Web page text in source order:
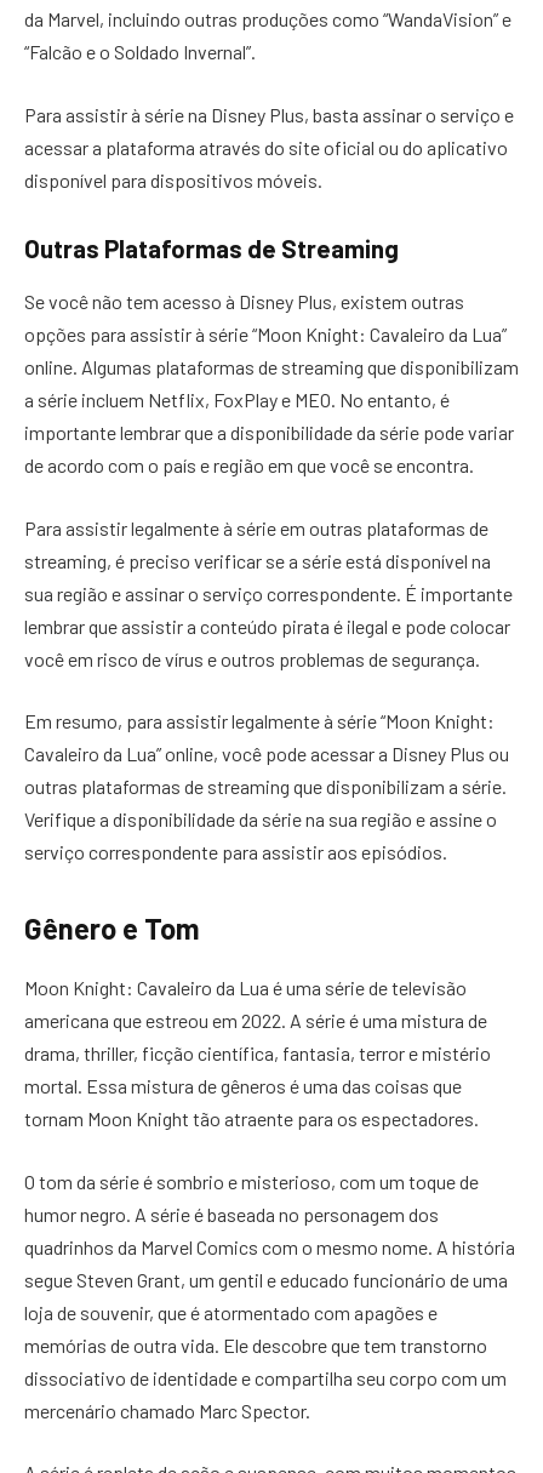
da Marvel, incluindo outras produções como “WandaVision” e
“Falcão e o Soldado Invernal”.
Para assistir à série na Disney Plus, basta assinar o serviço e
acessar a plataforma através do site oficial ou do aplicativo
disponível para dispositivos móveis.
Outras Plataformas de Streaming
Se você não tem acesso à Disney Plus, existem outras
opções para assistir à série “Moon Knight: Cavaleiro da Lua”
online. Algumas plataformas de streaming que disponibilizam
a série incluem Netflix, FoxPlay e MEO. No entanto, é
importante lembrar que a disponibilidade da série pode variar
de acordo com o país e região em que você se encontra.
Para assistir legalmente à série em outras plataformas de
streaming, é preciso verificar se a série está disponível na
sua região e assinar o serviço correspondente. É importante
lembrar que assistir a conteúdo pirata é ilegal e pode colocar
você em risco de vírus e outros problemas de segurança.
Em resumo, para assistir legalmente à série “Moon Knight:
Cavaleiro da Lua” online, você pode acessar a Disney Plus ou
outras plataformas de streaming que disponibilizam a série.
Verifique a disponibilidade da série na sua região e assine o
serviço correspondente para assistir aos episódios.
Gênero e Tom
Moon Knight: Cavaleiro da Lua é uma série de televisão
americana que estreou em 2022. A série é uma mistura de
drama, thriller, ficção científica, fantasia, terror e mistério
mortal. Essa mistura de gêneros é uma das coisas que
tornam Moon Knight tão atraente para os espectadores.
O tom da série é sombrio e misterioso, com um toque de
humor negro. A série é baseada no personagem dos
quadrinhos da Marvel Comics com o mesmo nome. A história
segue Steven Grant, um gentil e educado funcionário de uma
loja de souvenir, que é atormentado com apagões e
memórias de outra vida. Ele descobre que tem transtorno
dissociativo de identidade e compartilha seu corpo com um
mercenário chamado Marc Spector.